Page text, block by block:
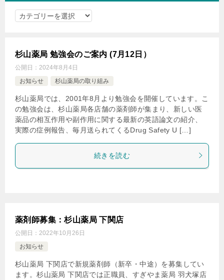
る！副作用の対策方法を紹介！」
ツボにて、 「花粉症（後編）」が掲載されました
▶︎2025年2月18日
Psychiatry」に掲載されました。Case Rep Psychiatry.
2025 Feb 18:2025:6614727. doi:
10.1155/crps/6614727.
日経ドラッグインフォメーション／達人に学ぶ服薬指導の
コナゾール」が掲載されました。
▶︎2024年12月1日
日経ドラッグインフォメーション／達人に学ぶ服薬指導の
ツボにて、 「インフルエンザ（後編）」が掲載されまし
投
覧
杉山薬局 勉強会のご案内 (7月12日）
公開日： 2024年8月4日
お知らせ
杉山薬局の取り組み
杉山薬局では、2001年8月より勉強会を開催しています。こ
の勉強会は、杉山薬局各店舗の薬剤師が集まり、新しい医
薬品の相互作用や副作用に関する最新の英語論文の紹介、
実際の症例報告、毎月送られてくるDrug Safety U […]
続きを読む
薬剤師募集：杉山薬局 下関店
公開日： 2022年10月26日
お知らせ
杉山薬局 下関店で新規薬剤師（新卒・中途）を募集してい
ます。杉山薬局 下関店では正職員、すぎやま薬局 羽犬塚店